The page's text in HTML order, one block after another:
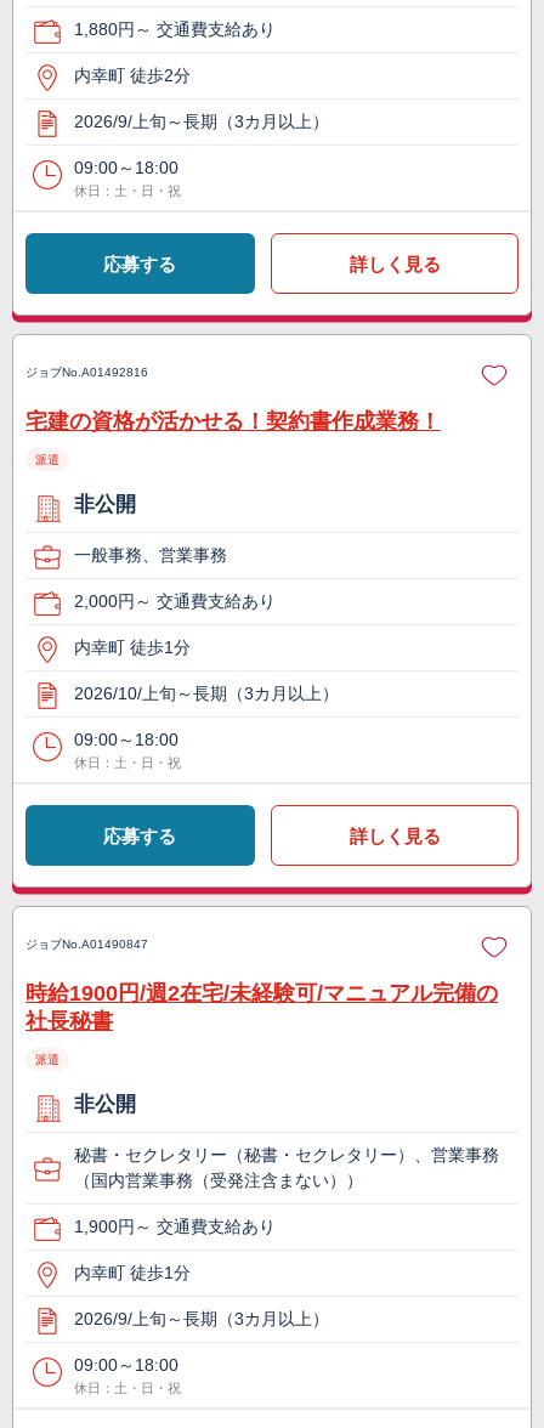
1,880円～ 交通費支給あり
内幸町 徒歩2分
2026/9/上旬～長期（3カ月以上）
09:00～18:00
休日：土・日・祝
応募する 詳しく見る
ジョブNo. A01492816
宅建の資格が活かせる！契約書作成業務！
派遣
非公開
一般事務、営業事務
2,000円～ 交通費支給あり
内幸町 徒歩1分
2026/10/上旬～長期（3カ月以上）
09:00～18:00
休日：土・日・祝
応募する 詳しく見る
ジョブNo. A01490847
時給1900円/週2在宅/未経験可/マニュアル完備の
社長秘書
派遣
非公開
秘書・セクレタリー（秘書・セクレタリー）、営業事務
（国内営業事務（受発注含まない））
1,900円～ 交通費支給あり
内幸町 徒歩1分
2026/9/上旬～長期（3カ月以上）
09:00～18:00
休日：土・日・祝